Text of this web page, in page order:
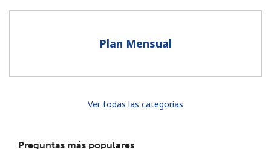
Al abrir una cuenta en este sitio web, estoy de acuerdo con
Plan Mensual
Ver todas las categorías
Preguntas más populares